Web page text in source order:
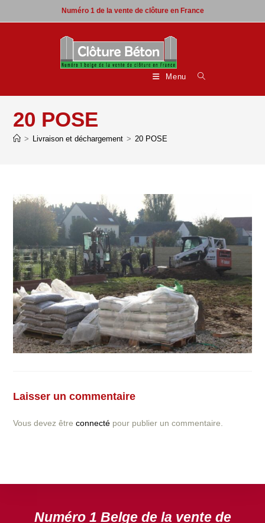
to
Numéro 1 de la vente de clôture en France
Menu
20 POSE
> Livraison et déchargement > 20 POSE
Laisser un commentaire
Vous devez êtreconnecté pour publier un commentaire.
N’hésitez pas à nous contacter ! nous vous proposerons
projet.
Numéro 1 Belge de la vente de